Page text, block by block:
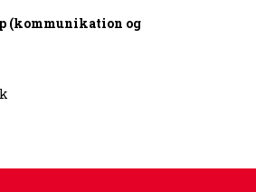
(kommunikation og